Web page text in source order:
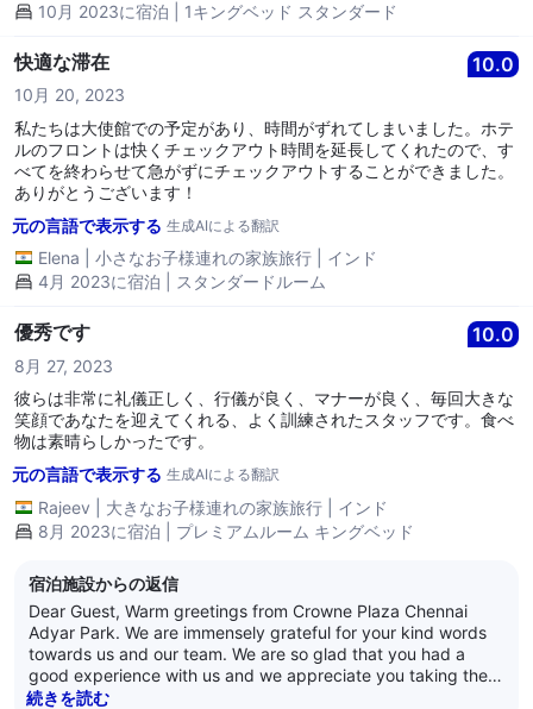
10月 2023に宿泊 | 1キングベッド スタンダード
快適な滞在 10.0
10月 20, 2023
私たちは大使館での予定があり、時間がずれてしまいました。ホテ
ルのフロントは快くチェックアウト時間を延長してくれたので、す
べてを終わらせて急がずにチェックアウトすることができました。
ありがとうございます！
元の言語で表示する 生成AIによる翻訳
Elena 小さなお子様連れの家族旅行
インド
4月 2023に宿泊 | スタンダードルーム
優秀です 10.0
8月 27, 2023
彼らは非常に礼儀正しく、行儀が良く、マナーが良く、毎回大きな
笑顔であなたを迎えてくれる、よく訓練されたスタッフです。食べ
物は素晴らしかったです。
元の言語で表示する 生成AIによる翻訳
Rajeev 大きなお子様連れの家族旅行
インド
8月 2023に宿泊 | プレミアムルーム キングベッド
宿泊施設からの返信
Dear Guest, Warm greetings from Crowne Plaza Chennai
Adyar Park. We are immensely grateful for your kind words
towards us and our team. We are so glad that you had a
good experience with us and we appreciate you taking the
time out to review us. Crowne Plaza Chennai Adyar Park
続きを読む